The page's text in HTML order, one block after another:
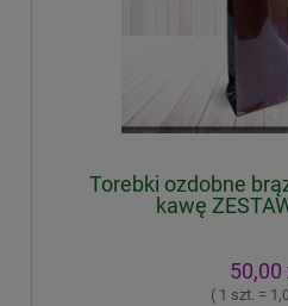
Torebki ozdobne
kawę
50,00
( 1 szt. =